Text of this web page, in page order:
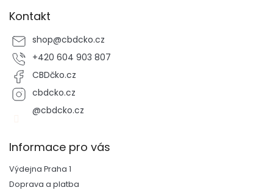
Kontakt
shop@cbdcko.cz
+420 604 903 807
CBDčko.cz
cbdcko.cz
@cbdcko.cz
Informace pro vás
Výdejna Praha 1
Doprava a platba